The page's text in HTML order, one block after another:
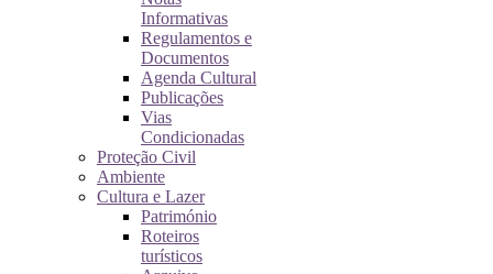
Informativas
Regulamentos e
Documentos
Agenda Cultural
Publicações
Vias
Condicionadas
Proteção Civil
Ambiente
Cultura e Lazer
Património
Roteiros
turísticos